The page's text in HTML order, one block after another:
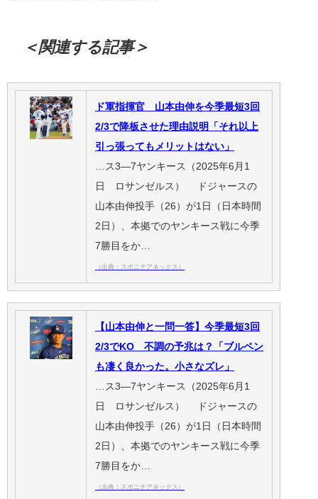
＜関連する記事＞
ド軍指揮官 山本由伸を今季最短3回
2/3で降板させた理由説明「それ以上
引っ張ってもメリットはない」
…ス3―7ヤンキース（2025年6月1
日 ロサンゼルス） ドジャースの
山本由伸投手（26）が1日（日本時間
2日）、本拠でのヤンキース戦に今季
7勝目をか…
（出典：スポニチアネックス）
【山本由伸と一問一答】今季最短3回
2/3でKO 不調の予兆は？「ブルペン
も凄く良かった。小さなズレ」
…ス3―7ヤンキース（2025年6月1
日 ロサンゼルス） ドジャースの
山本由伸投手（26）が1日（日本時間
2日）、本拠でのヤンキース戦に今季
7勝目をか…
（出典：スポニチアネックス）